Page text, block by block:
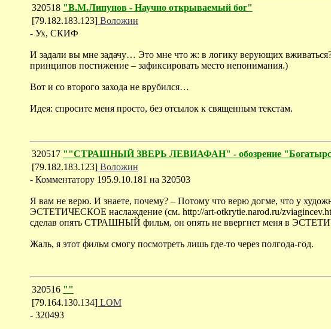
320518 "В.М.Липунов - Научно открываемый бог"
[79.182.183.123] Воложин
- Ух, СКИФ
И задали вы мне задачу… Это мне что ж: в логику верующих
принципов постижение – зафиксировать место непонимания.)
Вот и со второго захода не врубился…
Идея: спросите меня просто, без отсылок к священным текстам.
320517 ""СТРАШНЫЙ ЗВЕРЬ ЛЕВИАФАН" - обозрение
[79.182.183.123] Воложин
- Комментатору 195.9.10.181 на 320503
Я вам не верю. И знаете, почему? – Потому что верю догме, что у
ЭСТЕТИЧЕСКОЕ наслаждение (см. http://art-otkrytie.narod.ru/
сделав опять СТРАШНЫЙ фильм, он опять не ввергнет меня в
Жаль, я этот фильм смогу посмотреть лишь где-то через полгода-год.
320516 ""
[79.164.130.134] LOM
- 320493